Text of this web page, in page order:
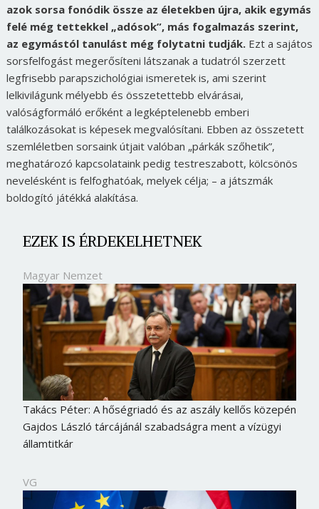
azok sorsa fonódik össze az életekben újra, akik egymás
felé még tettekkel „adósok”, más fogalmazás szerint,
az egymástól tanulást még folytatni tudják.Ezt a sajátos
sorsfelfogást megerősíteni látszanak a tudatról szerzett
legfrisebb parapszichológiai ismeretek is, ami szerint
lelkivilágunk mélyebb és összetettebb elvárásai,
valóságformáló erőként a legképtelenebb emberi
találkozásokat is képesek megvalósítani. Ebben az összetett
szemléletben sorsaink útjait valóban „párkák szőhetik”,
meghatározó kapcsolataink pedig testreszabott, kölcsönös
nevelésként is felfoghatóak, melyek célja; – a játszmák
boldogító játékká alakítása.
EZEK IS ÉRDEKELHETNEK
Magyar Nemzet
Takács Péter: A hőségriadó és az aszály kellős közepén
Gajdos László tárcájánál szabadságra ment a vízügyi
államtitkár
VG